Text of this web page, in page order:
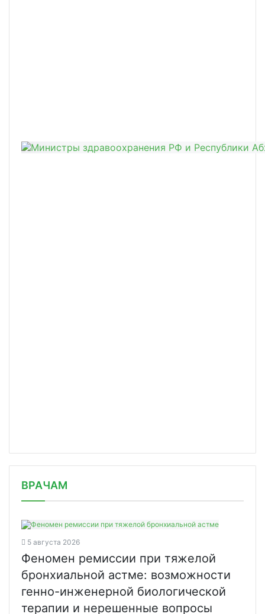
ВРАЧАМ
5 августа 2026
Феномен ремиссии при тяжелой
бронхиальной астме: возможности
генно-инженерной биологической
терапии и нерешенные вопросы